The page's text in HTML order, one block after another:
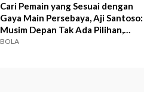
Cari Pemain yang Sesuai dengan
Gaya Main Persebaya, Aji Santoso:
Musim Depan Tak Ada Pilihan,
Juara!
BOLA